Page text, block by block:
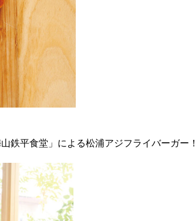
鉄平食堂」による松浦アジフライバーガー！